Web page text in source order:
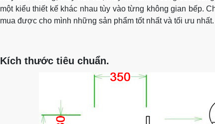
một kiểu thiết kế khác nhau tùy vào từng không gian bếp.
mua được cho mình những sản phẩm tốt nhất và tối ưu nhất.
Kích thước tiêu chuẩn.